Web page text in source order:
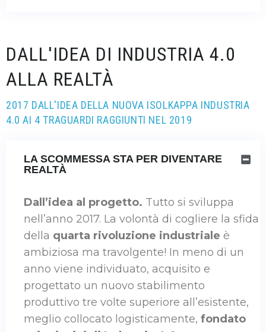
DALL'IDEA DI INDUSTRIA 4.0
ALLA REALTÀ
2017 DALL'IDEA DELLA NUOVA ISOLKAPPA INDUSTRIA
4.0 AI 4 TRAGUARDI RAGGIUNTI NEL 2019
LA SCOMMESSA STA PER DIVENTARE
REALTÀ
Dall’idea al progetto. Tutto si sviluppa
nell’anno 2017. La volontà di cogliere la sfida
della quarta rivoluzione industriale è
ambiziosa ma travolgente! In meno di un
anno viene individuato, acquisito e
progettato un nuovo stabilimento
produttivo tre volte superiore all’esistente,
meglio collocato logisticamente, fondato